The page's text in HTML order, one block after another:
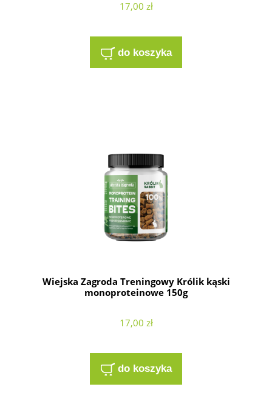
17,00 zł
do koszyka
Wiejska Zagroda Treningowy Królik kąski
monoproteinowe 150g
17,00 zł
do koszyka